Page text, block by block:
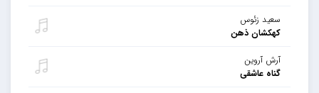
سعید زئوس
کهکشان ذهن
آرش آروین
گناه عاشقی